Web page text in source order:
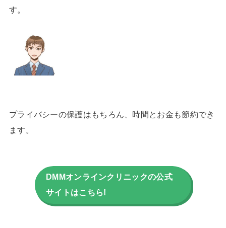
す。
プライバシーの保護はもちろん、時間とお金も節約でき
ます。
DMMオンラインクリニックの公式
サイトはこちら!